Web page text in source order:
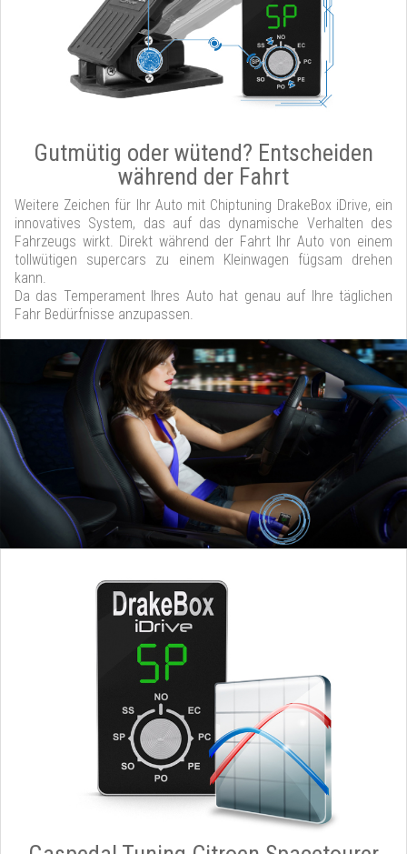
Gutmütig oder wütend? Entscheiden
während der Fahrt
Weitere Zeichen für Ihr Auto mit Chiptuning DrakeBox iDrive, ein
innovatives System, das auf das dynamische Verhalten des
Fahrzeugs wirkt. Direkt während der Fahrt Ihr Auto von einem
tollwütigen supercars zu einem Kleinwagen fügsam drehen
kann.
Da das Temperament Ihres Auto hat genau auf Ihre täglichen
Fahr Bedürfnisse anzupassen.